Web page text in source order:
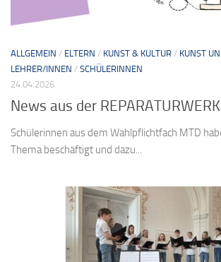
ALLGEMEIN / ELTERN / KUNST & KULTUR / KUNST
LEHRER/INNEN / SCHÜLERINNEN
24.04.2026
News aus der
Schülerinnen aus dem Wahlpflichtfach MTD
Thema beschäftigt und dazu...